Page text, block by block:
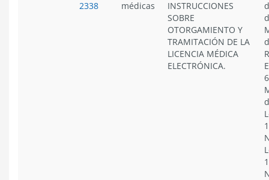
2338 médicas
INSTRUCCIONES
SOBRE
OTORGAMIENTO Y
TRAMITACIÓN DE LA
LICENCIA MÉDICA
ELECTRÓNICA.